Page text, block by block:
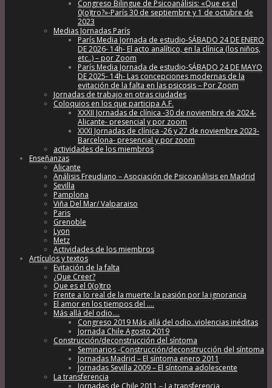
Congreso Bilingue de Psicoanálisis: «Que es el
0(o)tro?»-París 30 de septiembre y 1 de octubre de
2023
Medias Jornadas París
París Media Jornada de estudio-SÁBADO 24 DE ENERO
DE 2026- 14h- El acto analítico, en la clínica (los niños,
etc..) – por Zoom
París Media Jornada de estudio-SÁBADO 24 DE MAYO
DE 2025- 14h- Las concepciones modernas de la
evitación de la falta en las psicosis – Por Zoom
Jornadas de trabajo en otras ciudades
Coloquios en los que participa A.F.
XXXII Jornadas de clínica -30 de noviembre de 2024-
Alicante- presencial y por zoom
XXXI Jornadas de clínica -26 y 27 de noviembre 2023-
Barcelona- presencial y por zoom
actividades de los miembros
Enseñanzas
Alicante
Análisis Freudiano – Asociación de Psicoanálisis en Madrid
Sevilla
Pamplona
Viña Del Mar/ Valparaiso
Paris
Grenoble
Lyon
Metz
Actividades de los miembros
Artículos y textos
Evitación de la falta
¿Que Creer?
Que es el 0(o)tro
Frente a lo real de la muerte: la pasión por la ignorancia
El amor en los tiempos del ….
Más allá del odio….
Congreso 2019 Más allá del odio..violencias inéditas
Jornada Chile Agosto 2019
Construcción/deconstrucción del síntoma
Seminarios -Construcción/deconstrucción del síntoma
Jornadas Madrid – El síntoma enero 2011
Jornadas Sevilla 2009 – El síntoma adolescente
La transferencia
Jornadas de Chile 2011 – La transferencia